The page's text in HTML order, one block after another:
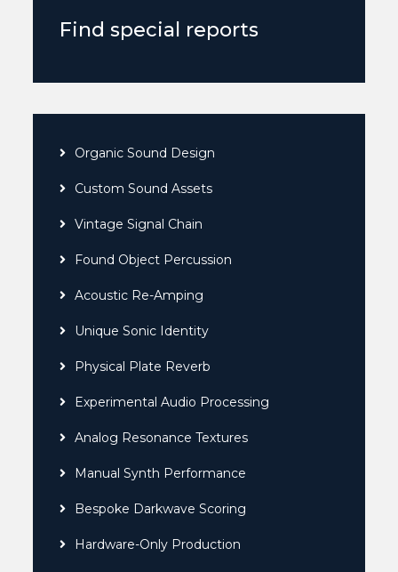
Find special reports
Organic Sound Design
Custom Sound Assets
Vintage Signal Chain
Found Object Percussion
Acoustic Re-Amping
Unique Sonic Identity
Physical Plate Reverb
Experimental Audio Processing
Analog Resonance Textures
Manual Synth Performance
Bespoke Darkwave Scoring
Hardware-Only Production